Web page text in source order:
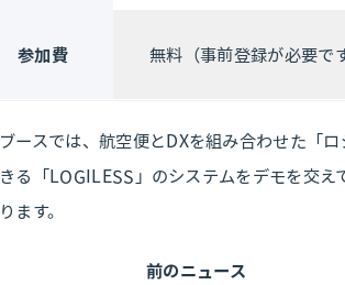
参加費 無料（事前登録が必要で
ブースでは、航空便とDXを組み合わせた「
きる「LOGILESS」のシステムをデモを交
ります。
前のニュース